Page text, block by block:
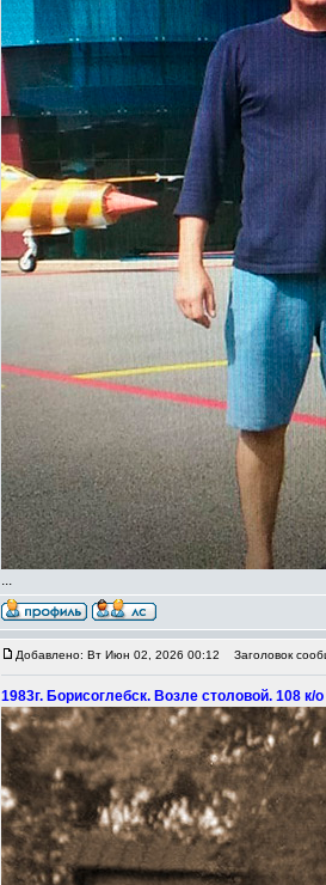
...
Добавлено: Вт Июн 02, 2026 00:12 Заголовок
1983г. Борисоглебск. Возле столовой. 108